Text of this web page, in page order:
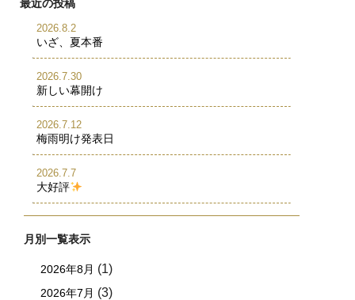
最近の投稿
2026.8.2
いざ、夏本番
2026.7.30
新しい幕開け
2026.7.12
梅雨明け発表日
2026.7.7
大好評
月別一覧表示
2026年8月 (1)
2026年7月 (3)